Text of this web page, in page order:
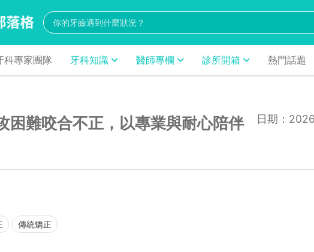
科專家團隊 牙科知識 醫師專欄 診所開箱 熱門話題
困難咬合不正，以專業與耐心陪伴
日期：
傳統矯正